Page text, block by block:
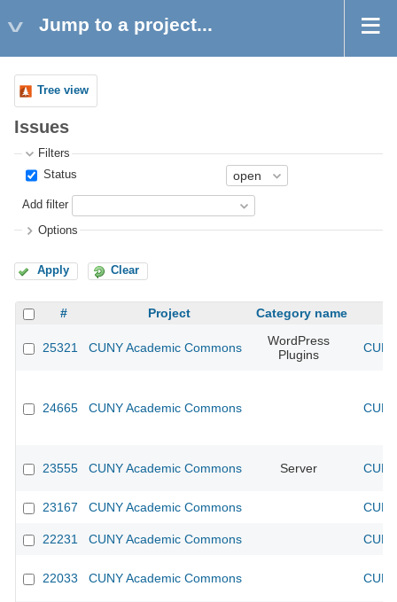
Jump to a project...
Tree view
Issues
Filters
Status
Add filter
Options
Apply Clear
# Project Category name
25321 CUNY Academic Commons
WordPress
Plugins
24665 CUNY Academic Commons
23555 CUNY Academic Commons Server
23167 CUNY Academic Commons
22231 CUNY Academic Commons
22033 CUNY Academic Commons